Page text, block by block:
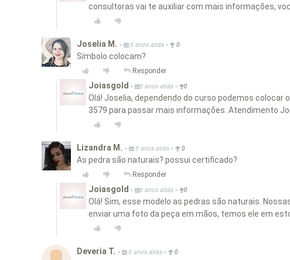
consultoras vai te auxiliar com mais informações,
Joselia M. • 5 anos atrás • 0
Símbolo colocam?
Responder
Joiasgold • 5 anos atrás • 0
Olá! Joselia, dependendo do curso podemos
3579 para passar mais informações. Atendimento
Lizandra M. • 5 anos atrás • 0
As pedra são naturais? possui certificado?
Responder
Joiasgold • 5 anos atrás • 0
Olá! Sim, esse modelo as pedras são naturais.
enviar uma foto da peça em mãos, temos ele em
Deveria T. • 5 anos atrás • 0